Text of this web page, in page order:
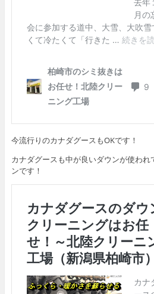
今流行りのカナダグースもOKです！
カナダグースも中が良いダウンが使わ
ンです！